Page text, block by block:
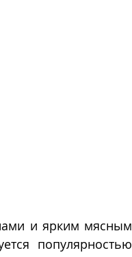
и ярким мясным
популярностью